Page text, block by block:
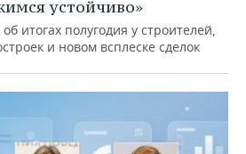
устойчиво»
итогах полугодия у строителей,
и новом всплеске сделок